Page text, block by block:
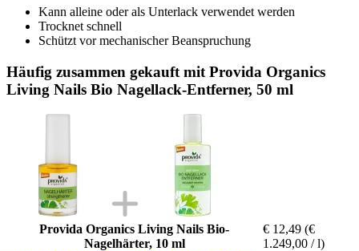
Kann alleine oder als Unterlack verwendet werden
Trocknet schnell
Schützt vor mechanischer Beanspruchung
Häufig zusammen gekauft mit Provida Organics
Living Nails Bio Nagellack-Entferner, 50 ml
Provida Organics Living Nails Bio-
Nagelhärter, 10 ml
€ 12,49 (€
1.249,00 / l)